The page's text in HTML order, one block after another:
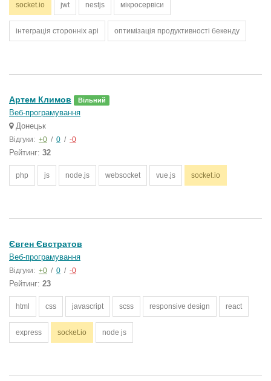
socket.io jwt nestjs мікросервіси
інтеграція сторонніх api оптимізація продуктивності бекенду
Артем Климов Вільний
Веб-програмування
Донецьк
Відгуки: +0 / 0 / -0
Рейтинг: 32
php js node.js websocket vue.js socket.io
Євген Євстратов
Веб-програмування
Відгуки: +0 / 0 / -0
Рейтинг: 23
html css javascript scss responsive design react
express socket.io node js